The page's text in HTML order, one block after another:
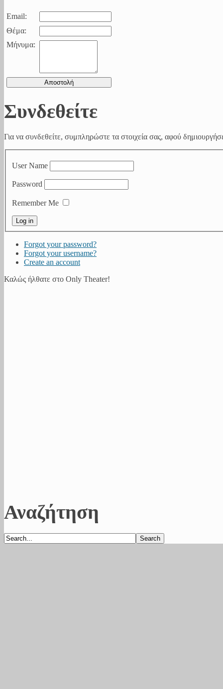
Email:
Θέμα:
Μήνυμα:
Συνδεθείτε
Για να συνδεθείτε, συμπληρώστε τα στοιχεία σας, αφού
User Name
Password
Remember Me
Forgot your password?
Forgot your username?
Create an account
Καλώς ήλθατε στο Only Theater!
Αναζήτηση